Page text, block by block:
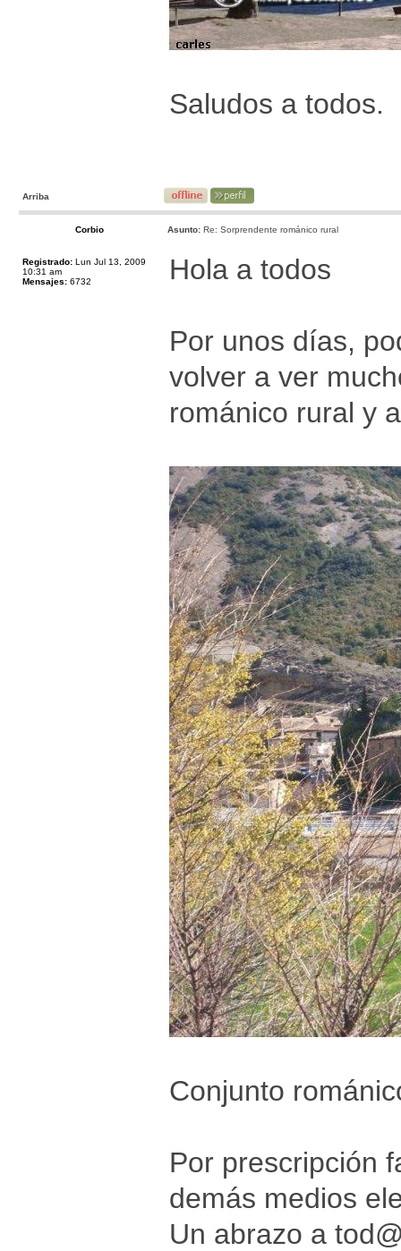
Saludos a todos.
Arriba
Corbio Asunto: Re: Sorprendente románico rural
Registrado: Lun Jul 13, 2009
10:31 am
Mensajes: 6732 Hola a todos
Por unos días,
volver a ver
románico rural y
Conjunto
Por prescripción
demás medios
Un abrazo a